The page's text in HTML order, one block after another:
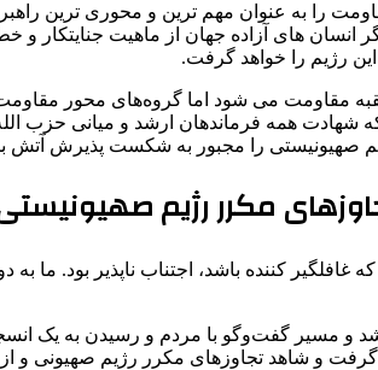
را به عنوان مهم ترین و محوری ترین
انسان های آزاده جهان از ماهیت
رژیم را خواهد گرفت.
مقاومت می شود اما گروه‌های محور مقاومت
شهادت همه فرماندهان ارشد و میانی حزب
رژیم صهیونیستی را مجبور به شکست پذیرش
مکرر رژیم
غافلگیر کننده باشد، اجتناب ناپذیر بود.
و مسیر گفت‌وگو با مردم و رسیدن به یک
و شاهد تجاوزهای مکرر رژیم صهیونی و